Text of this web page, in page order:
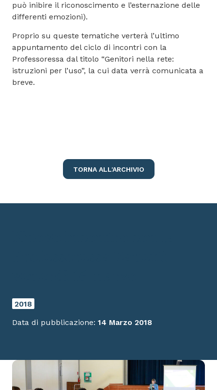
può inibire il riconoscimento e l’esternazione delle
differenti emozioni).
Proprio su queste tematiche verterà l’ultimo
appuntamento del ciclo di incontri con la
Professoressa dal titolo “Genitori nella rete:
istruzioni per l’uso”, la cui data verrà comunicata a
breve.
TORNA ALL'ARCHIVIO
2018
Data di pubblicazione: 14 Marzo 2018